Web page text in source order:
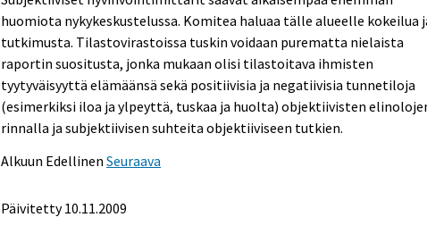
huomiota nykykeskustelussa. Komitea haluaa tälle alueelle kokeilua
tutkimusta. Tilastovirastoissa tuskin voidaan purematta nielaista
raportin suositusta, jonka mukaan olisi tilastoitava ihmisten
tyytyväisyyttä elämäänsä sekä positiivisia ja negatiivisia tunnetiloja
(esimerkiksi iloa ja ylpeyttä, tuskaa ja huolta) objektiivisten
rinnalla ja subjektiivisen suhteita objektiiviseen tutkien.
Alkuun Edellinen Seuraava
Päivitetty 10.11.2009